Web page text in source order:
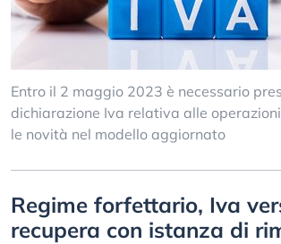
Entro il 2 maggio 2023 è necessario
dichiarazione Iva relativa alle
le novità nel modello aggiornato
Regime forfettario, Iva
recupera con istanza di